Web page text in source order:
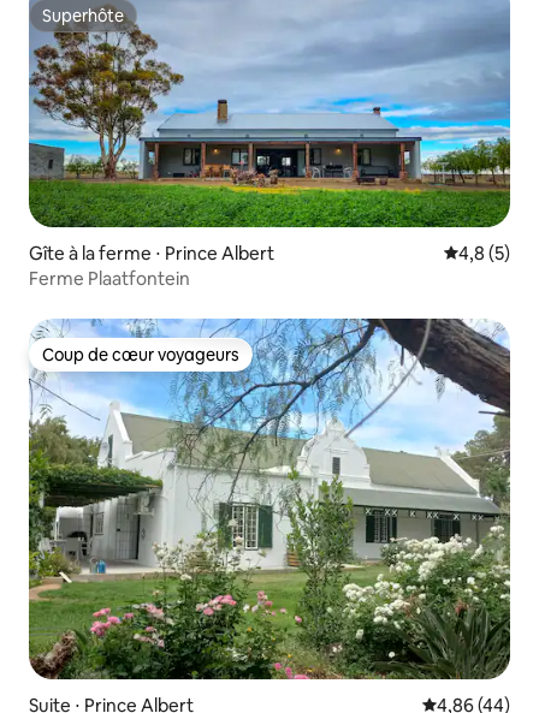
Superhôte
Superhôte
Gîte à la ferme ⋅ Prince Albert Évaluation
4,8 (5)
Ferme Plaatfontein
Coup de cœur voyageurs
Coup de cœur voyageurs
Suite ⋅ Prince Albert Évaluation
4,86 (44)